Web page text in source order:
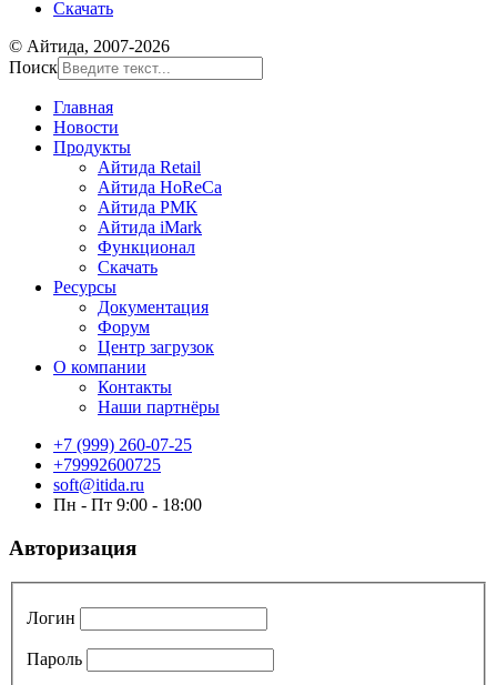
Скачать
© Айтида, 2007-2026
Поиск
Главная
Новости
Продукты
Айтида Retail
Айтида HoReCa
Айтида РМК
Айтида iMark
Функционал
Скачать
Ресурсы
Документация
Форум
Центр загрузок
О компании
Контакты
Наши партнёры
+7 (999) 260-07-25
+79992600725
soft@itida.ru
Пн - Пт 9:00 - 18:00
Авторизация
Логин
Пароль